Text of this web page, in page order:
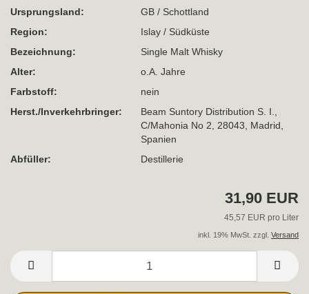
Ursprungsland:
GB / Schottland
Region:
Islay / Südküste
Bezeichnung:
Single Malt Whisky
Alter:
o.A. Jahre
Farbstoff:
nein
Herst./Inverkehrbringer:
Beam Suntory Distribution S. I.,
C/Mahonia No 2, 28043, Madrid,
Spanien
Abfüller:
Destillerie
31,90 EUR
45,57 EUR pro Liter
inkl. 19% MwSt. zzgl. Versand